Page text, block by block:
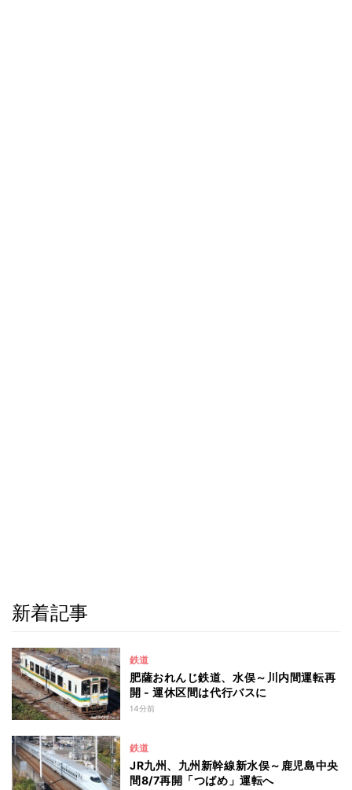
新着記事
鉄道
肥薩おれんじ鉄道、水俣～川内間運転再
開 - 運休区間は代行バスに
14分前
鉄道
JR九州、九州新幹線新水俣～鹿児島中央
間8/7再開「つばめ」運転へ